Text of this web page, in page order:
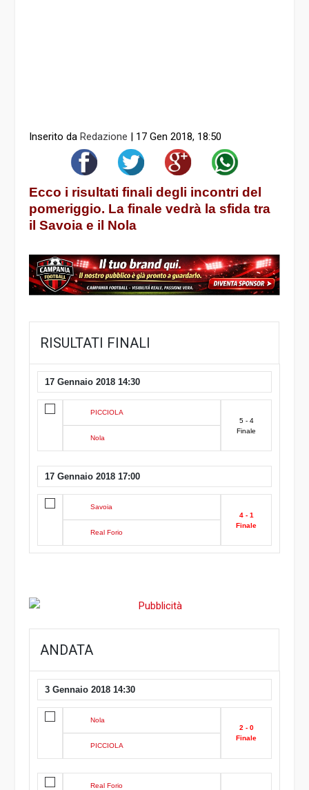
Inserito daRedazione | 17 Gen 2018, 18:50
Ecco i risultati finali degli incontri del
pomeriggio. La finale vedrà la sfida tra
il Savoia e il Nola
RISULTATI FINALI
17 Gennaio 2018 14:30
PICCIOLA
Nola
5 - 4
Finale
17 Gennaio 2018 17:00
Savoia
Real Forio
4 - 1
Finale
ANDATA
3 Gennaio 2018 14:30
Nola
PICCIOLA
2 - 0
Finale
Real Forio